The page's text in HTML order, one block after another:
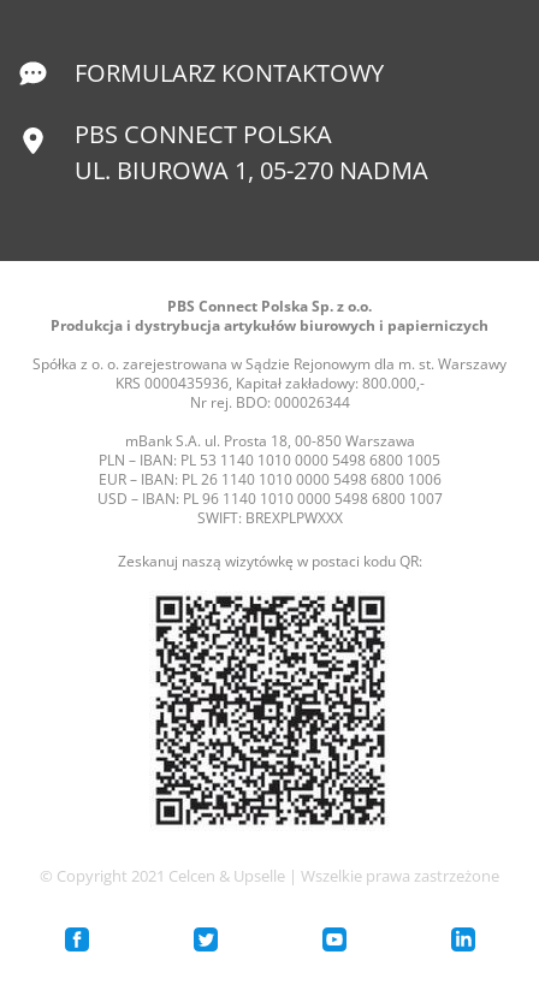
FORMULARZ KONTAKTOWY
PBS CONNECT POLSKA
UL. BIUROWA 1, 05-270 NADMA
PBS Connect Polska Sp. z o.o.
Produkcja i dystrybucja artykułów biurowych i papierniczych
Spółka z o. o. zarejestrowana w Sądzie Rejonowym dla m. st. Warszawy
KRS 0000435936, Kapitał zakładowy: 800.000,-
Nr rej. BDO: 000026344
mBank S.A. ul. Prosta 18, 00-850 Warszawa
PLN – IBAN: PL 53 1140 1010 0000 5498 6800 1005
EUR – IBAN: PL 26 1140 1010 0000 5498 6800 1006
USD – IBAN: PL 96 1140 1010 0000 5498 6800 1007
SWIFT: BREXPLPWXXX
Zeskanuj naszą wizytówkę w postaci kodu QR:
© Copyright 2021 Celcen & Upselle | Wszelkie prawa zastrzeżone